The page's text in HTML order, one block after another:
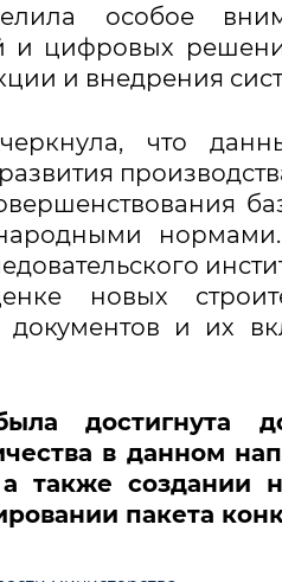
особое
и цифровых
и внедрения
что
новых
документов и их
достигнута
в данном
а также создании
пакета